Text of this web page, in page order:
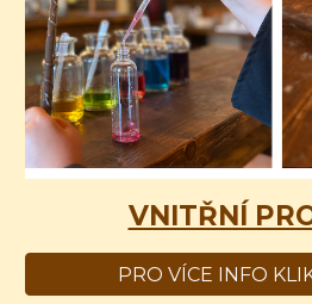
VNITŘNÍ
PRO VÍCE INFO